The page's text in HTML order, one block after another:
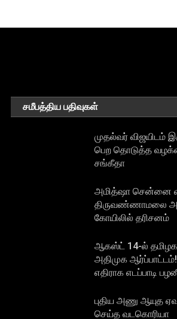
சமீபத்திய பதிவுகள்
முதல்வர் விஜயிடம்
பெற தொடுத்த
சங்கீதா
அமித்ஷா சென்னை
திருவண்ணாமலை
கோயிலில் தரிசனம்
ஆகஸ்ட் 14-ல்
அதிமுக
எதிராக எடப்பாடி
புதிய அணு ஆயுத
செய்த வடகொரியா